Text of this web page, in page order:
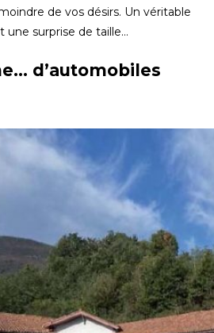
de vos désirs. Un véritable
une surprise de taille…
d’automobiles